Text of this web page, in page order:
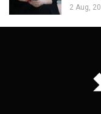
2 Aug,